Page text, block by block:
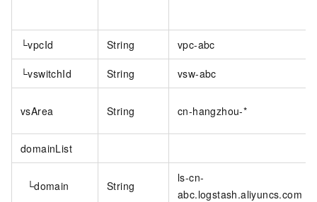
└vpcId String vpc-abc
└vswitchId String vsw-abc
vsArea String cn-hangzhou-*
domainList
└domain String
ls-cn-
abc.logstash.aliyuncs.com